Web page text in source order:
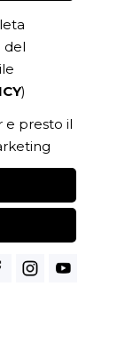
del
)
e presto il